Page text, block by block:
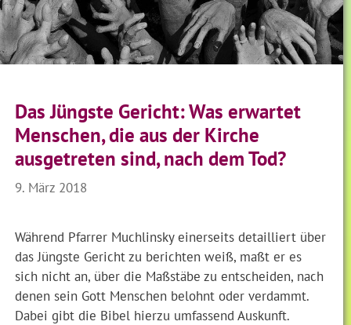
Das Jüngste Gericht: Was erwartet
Menschen, die aus der Kirche
ausgetreten sind, nach dem Tod?
9. März 2018
Während Pfarrer Muchlinsky einerseits detailliert über
das Jüngste Gericht zu berichten weiß, maßt er es
sich nicht an, über die Maßstäbe zu entscheiden, nach
denen sein Gott Menschen belohnt oder verdammt.
Dabei gibt die Bibel hierzu umfassend Auskunft.